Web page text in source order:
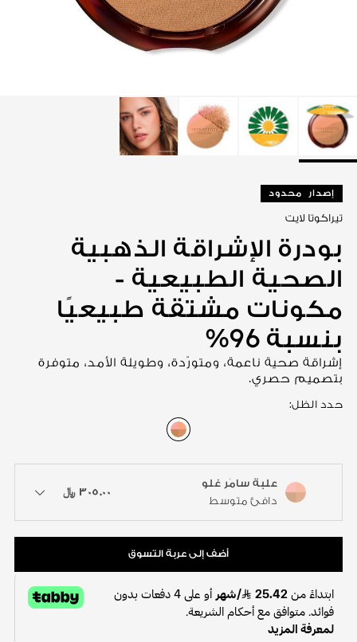
عرض الكل
إصدار محدود
تيراكوتا لايت
بودرة الإشراقة الذهبية
الصحية الطبيعية -
مكونات مشتقة طبيعيًا
بنسبة 96%
إشراقة صحية ناعمة، ومتورّدة، وطويلة الأمد، متوفرة
بتصميم حصري.
حدد الظل:
color : علبة سامَر غلو
علبة سامَر غلو
دافئ متوسط
٣٠٥.٠٠ ﷼
available colors / to choose a color
أضف إلى عربة التسوق